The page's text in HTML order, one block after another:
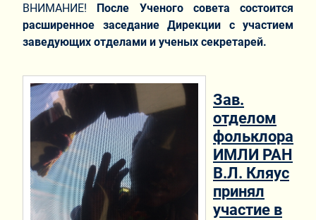
ВНИМАНИЕ!
После Ученого совета состоится
расширенное заседание Дирекции с участием
заведующих отделами и ученых секретарей.
Зав.
отделом
фольклора
ИМЛИ РАН
В.Л. Кляус
принял
участие в